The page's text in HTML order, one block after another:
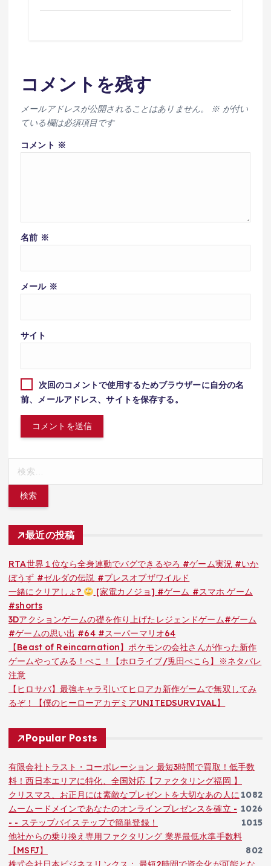
コメントを残す
メールアドレスが公開されることはありません。 ※が付い
ている欄は必須項目です
コメント ※
名前 ※
メール ※
サイト
次回のコメントで使用するためブラウザーに自分の名
前、メールアドレス、サイトを保存する。
最近の投稿
RTA世界１位なら全身連動でバグできるやろ #ゲーム実況 #いか
ぼうず #ゼルダの伝説 #ブレスオブザワイルド
一緒にクリアしょ?
[家電カノジョ] #ゲーム #スマホ ゲーム
#shorts
3Dアクションゲームの礎を作り上げたレジェンドゲーム#ゲーム
#ゲームの思い出 #64 #スーパーマリオ64
【Beast of Reincarnation】ポケモンの会社さんが作った新作
ゲームやってみる！ぺこ！【ホロライブ/兎田ぺこら】※ネタバレ
注意
【ヒロサバ】最強キャラ引いてヒロアカ新作ゲームで無双してみ
るぞ！【僕のヒーローアカデミアUNITEDSURVIVAL】
Popular Posts
有限会社トラスト・コーポレーション 最短3時間で買取！低手数
料！西日本エリアに特化、全国対応【ファクタリング福岡 】
1082
クリスマス、お正月には素敵なプレゼントを大切なあの人に
1026
ムームードメインであなたのオンラインプレゼンスを確立 -
- - ステップバイステップで簡単登録！
1015
他社からの乗り換え専用ファクタリング 業界最低水準手数料
【MSFJ】
802